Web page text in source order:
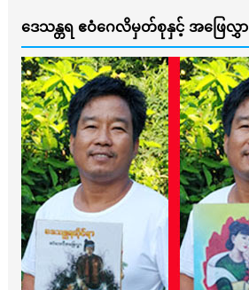
ဒေသန္တရ ဧဝံဂေလိမှတ်စုနှင့် အဖြေလွှာ